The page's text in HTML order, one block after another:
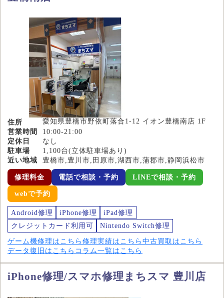
住所
愛知県豊橋市野依町落合1-12 イオン豊橋南店 1F
営業時間
10:00-21:00
定休日
なし
駐車場
1,100台(立体駐車場あり)
近い地域
豊橋市,豊川市,田原市,湖西市,蒲郡市,静岡浜松市
修理料金 電話で相談・予約 LINEで相談・予約
webで予約
Android修理 iPhone修理
iPad修理
クレジットカード利用可
Nintendo Switch修理
ゲーム機修理はこちら 修理実績はこちら 中古買取はこちら
データ復旧はこちら コラム一覧はこちら
iPhone修理/スマホ修理まちスマ 豊川店